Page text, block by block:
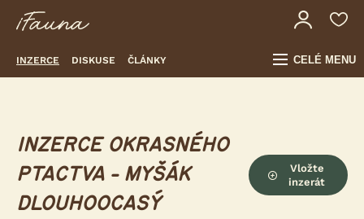
INZERCE DISKUSE ČLÁNKY CELÉ MENU
INZERCE OKRASNÉHO
PTACTVA - MYŠÁK
DLOUHOOCASÝ
Vložte
inzerát